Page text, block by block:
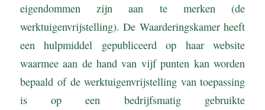
eigendommen zijn aan te merken (de
werktuigenvrijstelling). De Waarderingskamer heeft
een hulpmiddel gepubliceerd op haar website
waarmee aan de hand van vijf punten kan worden
bepaald of de werktuigenvrijstelling van toepassing
is op een bedrijfsmatig gebruikte